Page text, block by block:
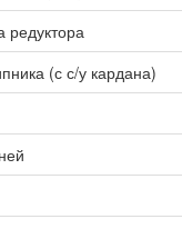
редуктора
(с с/у кардана)